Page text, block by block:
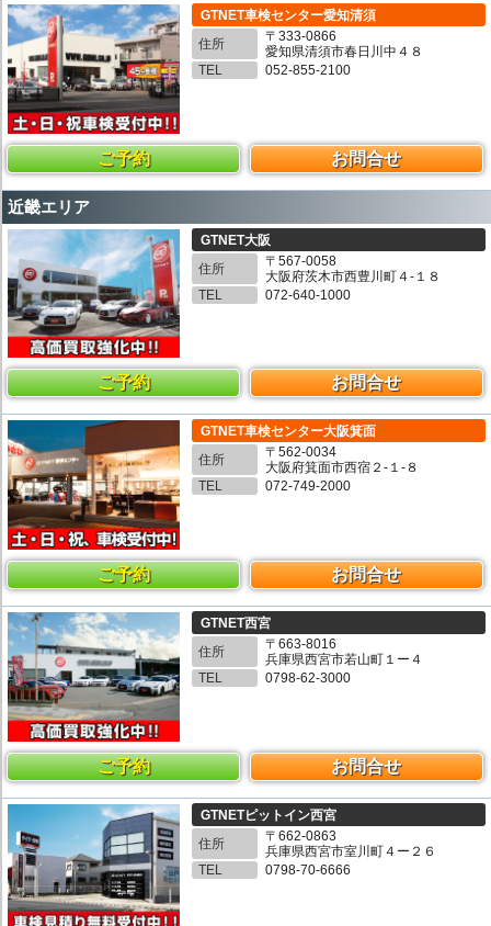
GTNET車検センター愛知清須
住所
〒333-0866
愛知県清須市春日川中４８
TEL
052-855-2100
ご予約 お問合せ
近畿エリア
GTNET大阪
住所
〒567-0058
大阪府茨木市西豊川町４-１８
TEL
072-640-1000
ご予約 お問合せ
GTNET車検センター大阪箕面
住所
〒562-0034
大阪府箕面市西宿２-１-８
TEL
072-749-2000
ご予約 お問合せ
GTNET西宮
住所
〒663-8016
兵庫県西宮市若山町１ー４
TEL
0798-62-3000
ご予約 お問合せ
GTNETピットイン西宮
住所
〒662-0863
兵庫県西宮市室川町４ー２６
TEL
0798-70-6666